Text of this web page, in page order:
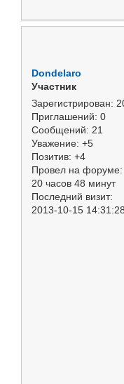
Dondelaro
Участник
Зарегистрирован:
Приглашений: 0
Сообщений: 21
Уважение: +5
Позитив: +4
Провел на форуме:
20 часов 48 минут
Последний визит:
2013-10-15 14:31:28